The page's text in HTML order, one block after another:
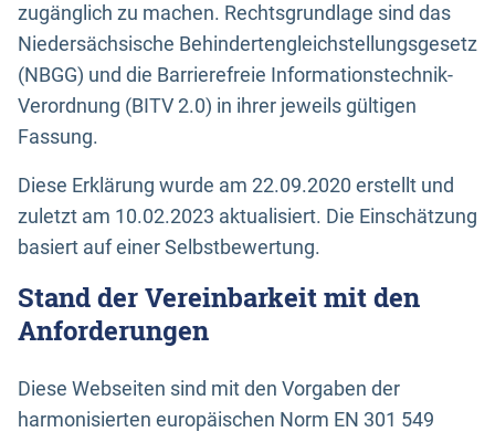
zugänglich zu machen. Rechtsgrundlage sind das
Niedersächsische Behindertengleichstellungsgesetz
(NBGG) und die Barrierefreie Informationstechnik-
Verordnung (BITV 2.0) in ihrer jeweils gültigen
Fassung.
Diese Erklärung wurde am 22.09.2020 erstellt und
zuletzt am 10.02.2023 aktualisiert. Die Einschätzung
basiert auf einer Selbstbewertung.
Stand der Vereinbarkeit mit den
Anforderungen
Diese Webseiten sind mit den Vorgaben der
harmonisierten europäischen Norm EN 301 549